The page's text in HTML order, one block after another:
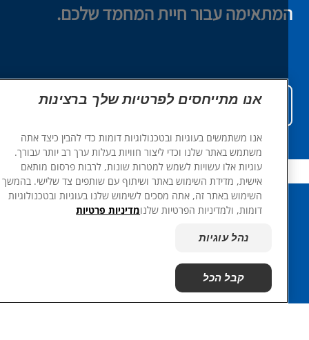
עבור חיית המחמד שלכם.
צפו במוצרים
מקורות מידע
מפת האתר
אנו מתייחסים לפרטיות שלך ברצינות
אנו משתמשים בעוגיות ובטכנולוגיות דומות כדי להבין כיצד אתה
משתמש באתר שלנו וכדי ליצור חוויות בעלות ערך רב יותר עבורך.
עוגיות אלו עשויות לשמש למטרות שונות, לרבות פרסום מותאם
אישית, מדידת השימוש באתר ושיתוף עם שותפים צד שלישי. בהמשך
השימוש באתר זה, אתה מסכים לשימוש שלנו בעוגיות ובטכנולוגיות
דומות, ולמדיניות הפרטיות שלנו מדיניות פרטיות
נהל עוגיות
קבל הכל